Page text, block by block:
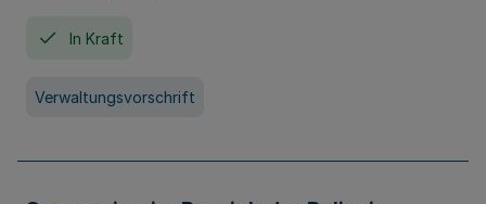
In Kraft
Verwaltungsvorschrift